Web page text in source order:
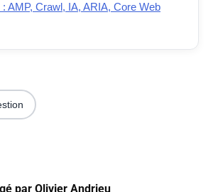
AMP, Crawl, IA, ARIA, Core Web
par Olivier Andrieu